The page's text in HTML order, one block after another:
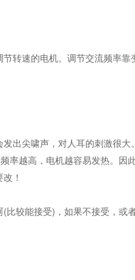
转速的电机。调节交流频率靠
出尖啸声，对人耳的刺激很大
率越高，电机越容易发热。因
！
较能接受)，如果不接受，或